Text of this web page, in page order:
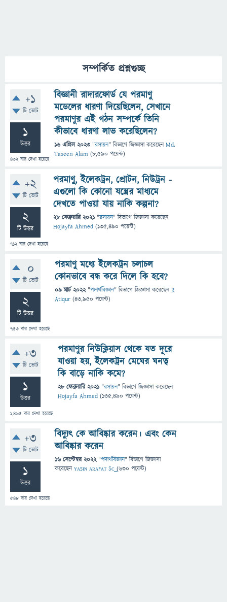
সম্পর্কিত প্রশ্নগুচ্ছ
+1
টি ভোট
1
উত্তর
432বার দেখা হয়েছে
বিজ্ঞানী রাদারফোর্ড যে পরমাণু
মডেলের ধারণা দিয়েছিলেন, সেখানে
পরমাণুর এই গঠন সম্পর্কে তিনি
কীভাবে ধারণা লাভ করেছিলেন?
16 এপ্রিল 2023 "রসায়ন" বিভাগে জিজ্ঞাসাকরেছেনMd.
Taseen Alam (8,590 পয়েন্ট)
+2
টি ভোট
2
টি উত্তর
712বার দেখা হয়েছে
পরমাণু, ইলেকট্রন, প্রোটন, নিউট্রন -
এগুলো কি কোনো যন্ত্রের মাধ্যমে
দেখতে পাওয়া যায় নাকি কল্পনা?
28 ফেব্রুয়ারি 2021 "রসায়ন" বিভাগে জিজ্ঞাসাকরেছেন
Hojayfa Ahmed (135,490 পয়েন্ট)
0
টি ভোট
2
টি উত্তর
753 বার দেখা হয়েছে
পরমাণু মধ্যে ইলেকট্রন চলাচল
কোনভাবে বন্ধ করে দিলে কি হবে?
09 মার্চ 2022 "পদার্থবিজ্ঞান" বিভাগে জিজ্ঞাসাকরেছেনR
Atiqur (43,950 পয়েন্ট)
+3
টি ভোট
1
উত্তর
1,465 বার দেখা হয়েছে
পরমাণুর নিউক্লিয়াস থেকে যত দূরে
যাওয়া হয়, ইলেকট্রন মেঘের ঘনত্ব
কি বাড়ে নাকি কমে?
28 ফেব্রুয়ারি 2021 "রসায়ন" বিভাগে জিজ্ঞাসাকরেছেন
Hojayfa Ahmed (135,490 পয়েন্ট)
+3
টি ভোট
1
উত্তর
548 বার দেখা হয়েছে
বিদ্যুৎ কে আবিষ্কার করেন। এবং কেন
আবিষ্কার করেন
16 সেপ্টেম্বর 2022 "পদার্থবিজ্ঞান" বিভাগে জিজ্ঞাসা
করেছেনʏᴀꜱɪɴ ᴀʀᴀꜰᴀᴛ Sᴄ͢͢͢ (630 পয়েন্ট)